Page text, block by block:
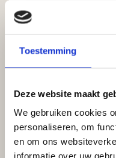
Toestemming
Deze website maakt
We gebruiken cookies
personaliseren, om
en om ons
informatie over uw